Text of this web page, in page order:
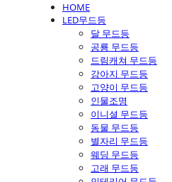
HOME
LED무드등
달 무드등
공룡 무드등
드림캐쳐 무드등
강아지 무드등
고양이 무드등
인물조명
이니셜 무드등
동물 무드등
별자리 무드등
웨딩 무드등
고래 무드등